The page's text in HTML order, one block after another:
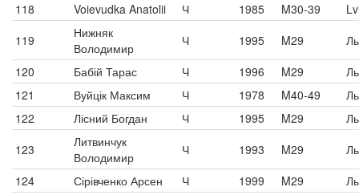
118
Voievudka Anatolii Ч 1985 M30-39
119
Нижняк
Володимир
Ч 1995 M29
120
Бабій Тарас Ч 1996 M29
121
Вуйцік Максим Ч 1978 M40-49
122
Лісний Богдан Ч 1995 M29
123
Литвинчук
Володимир
Ч 1993 M29
124
Сірівченко Арсен Ч 1999 M29